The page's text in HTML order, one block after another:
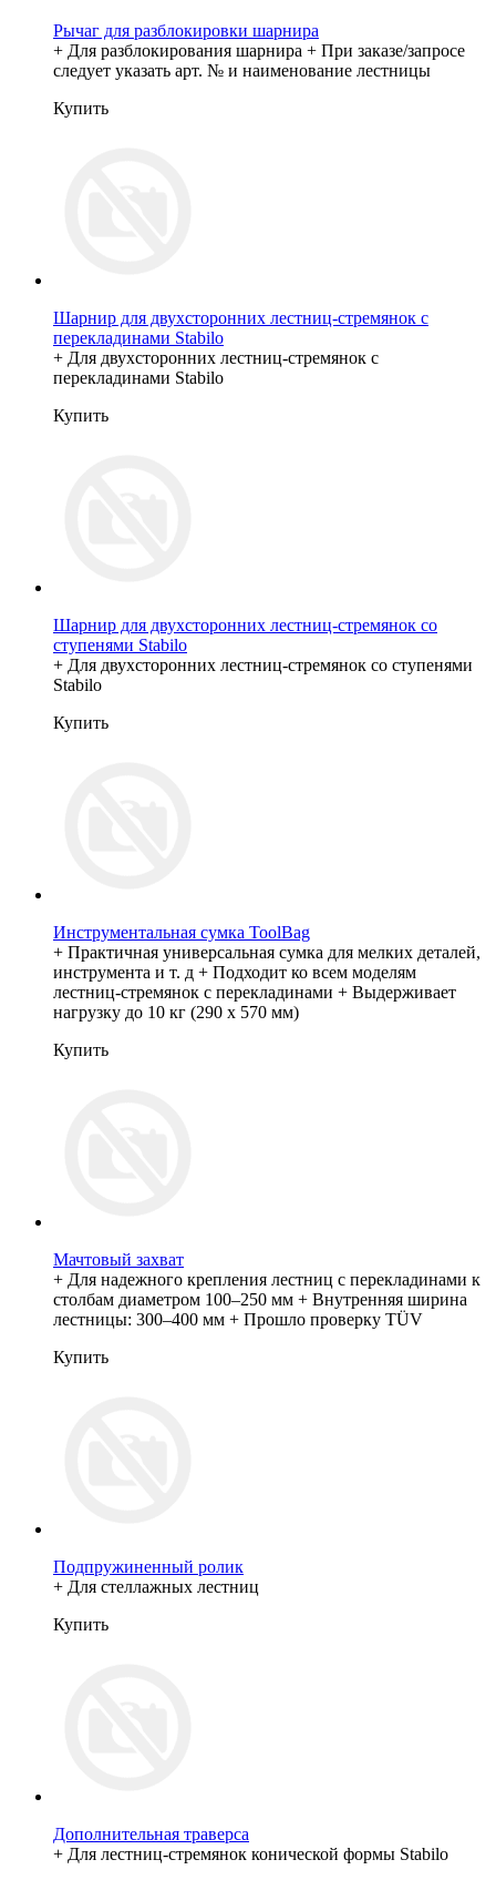
Рычаг для разблокировки шарнира
+ Для разблокирования шарнира + При заказе/запросе
следует указать арт. № и наименование лестницы
Купить
Шарнир для двухсторонних лестниц-стремянок с
перекладинами Stabilo
+ Для двухсторонних лестниц-стремянок с
перекладинами Stabilo
Купить
Шарнир для двухсторонних лестниц-стремянок со
ступенями Stabilo
+ Для двухсторонних лестниц-стремянок со ступенями
Stabilo
Купить
Инструментальная сумка ToolBag
+ Практичная универсальная сумка для мелких деталей,
инструмента и т. д + Подходит ко всем моделям
лестниц-стремянок с перекладинами + Выдерживает
нагрузку до 10 кг (290 х 570 мм)
Купить
Мачтовый захват
+ Для надежного крепления лестниц с перекладинами к
столбам диаметром 100–250 мм + Внутренняя ширина
лестницы: 300–400 мм + Прошло проверку TÜV
Купить
Подпружиненный ролик
+ Для стеллажных лестниц
Купить
Дополнительная траверса
+ Для лестниц-стремянок конической формы Stabilo